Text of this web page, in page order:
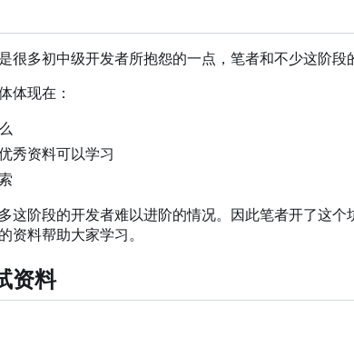
很多初中级开发者所抱怨的一点，笔者和不少这阶段
体现在：
秀资料可以学习
这阶段的开发者难以进阶的情况。因此笔者开了这
资料帮助大家学习。
资料